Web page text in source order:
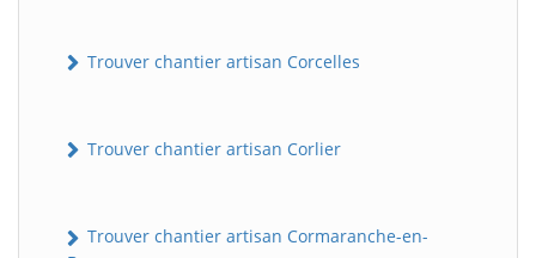
Trouver chantier artisan Corcelles
Trouver chantier artisan Corlier
Trouver chantier artisan Cormaranche-en-
BatiWebPro